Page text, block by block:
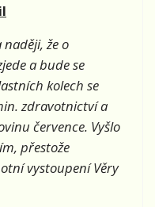
že o
a bude se
kolech se
zdravotnictví a
července. Vyšlo
přestože
vystoupení Věry